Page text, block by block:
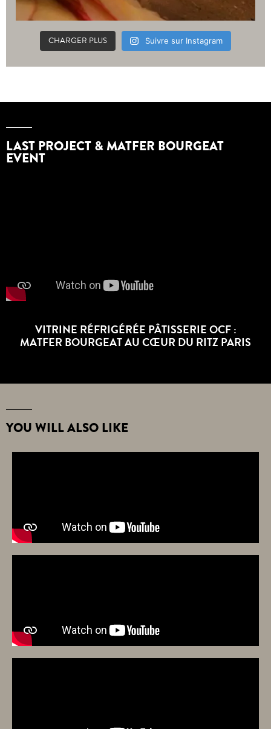
CHARGER PLUS Suivre sur Instagram
LAST PROJECT & MATFER BOURGEAT
EVENT
VITRINE RÉFRIGÉRÉE PÂTISSERIE OCF :
MATFER BOURGEAT AU CŒUR DU RITZ PARIS
YOU WILL ALSO LIKE